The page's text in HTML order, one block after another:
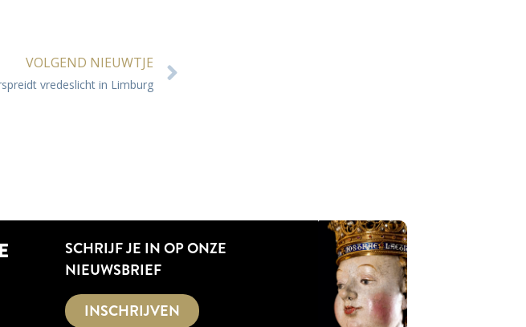
VOLGEND NIEUWTJE
vredeslicht in Limburg
SCHRIJF JE IN OP ONZE
NIEUWSBRIEF
INSCHRIJVEN